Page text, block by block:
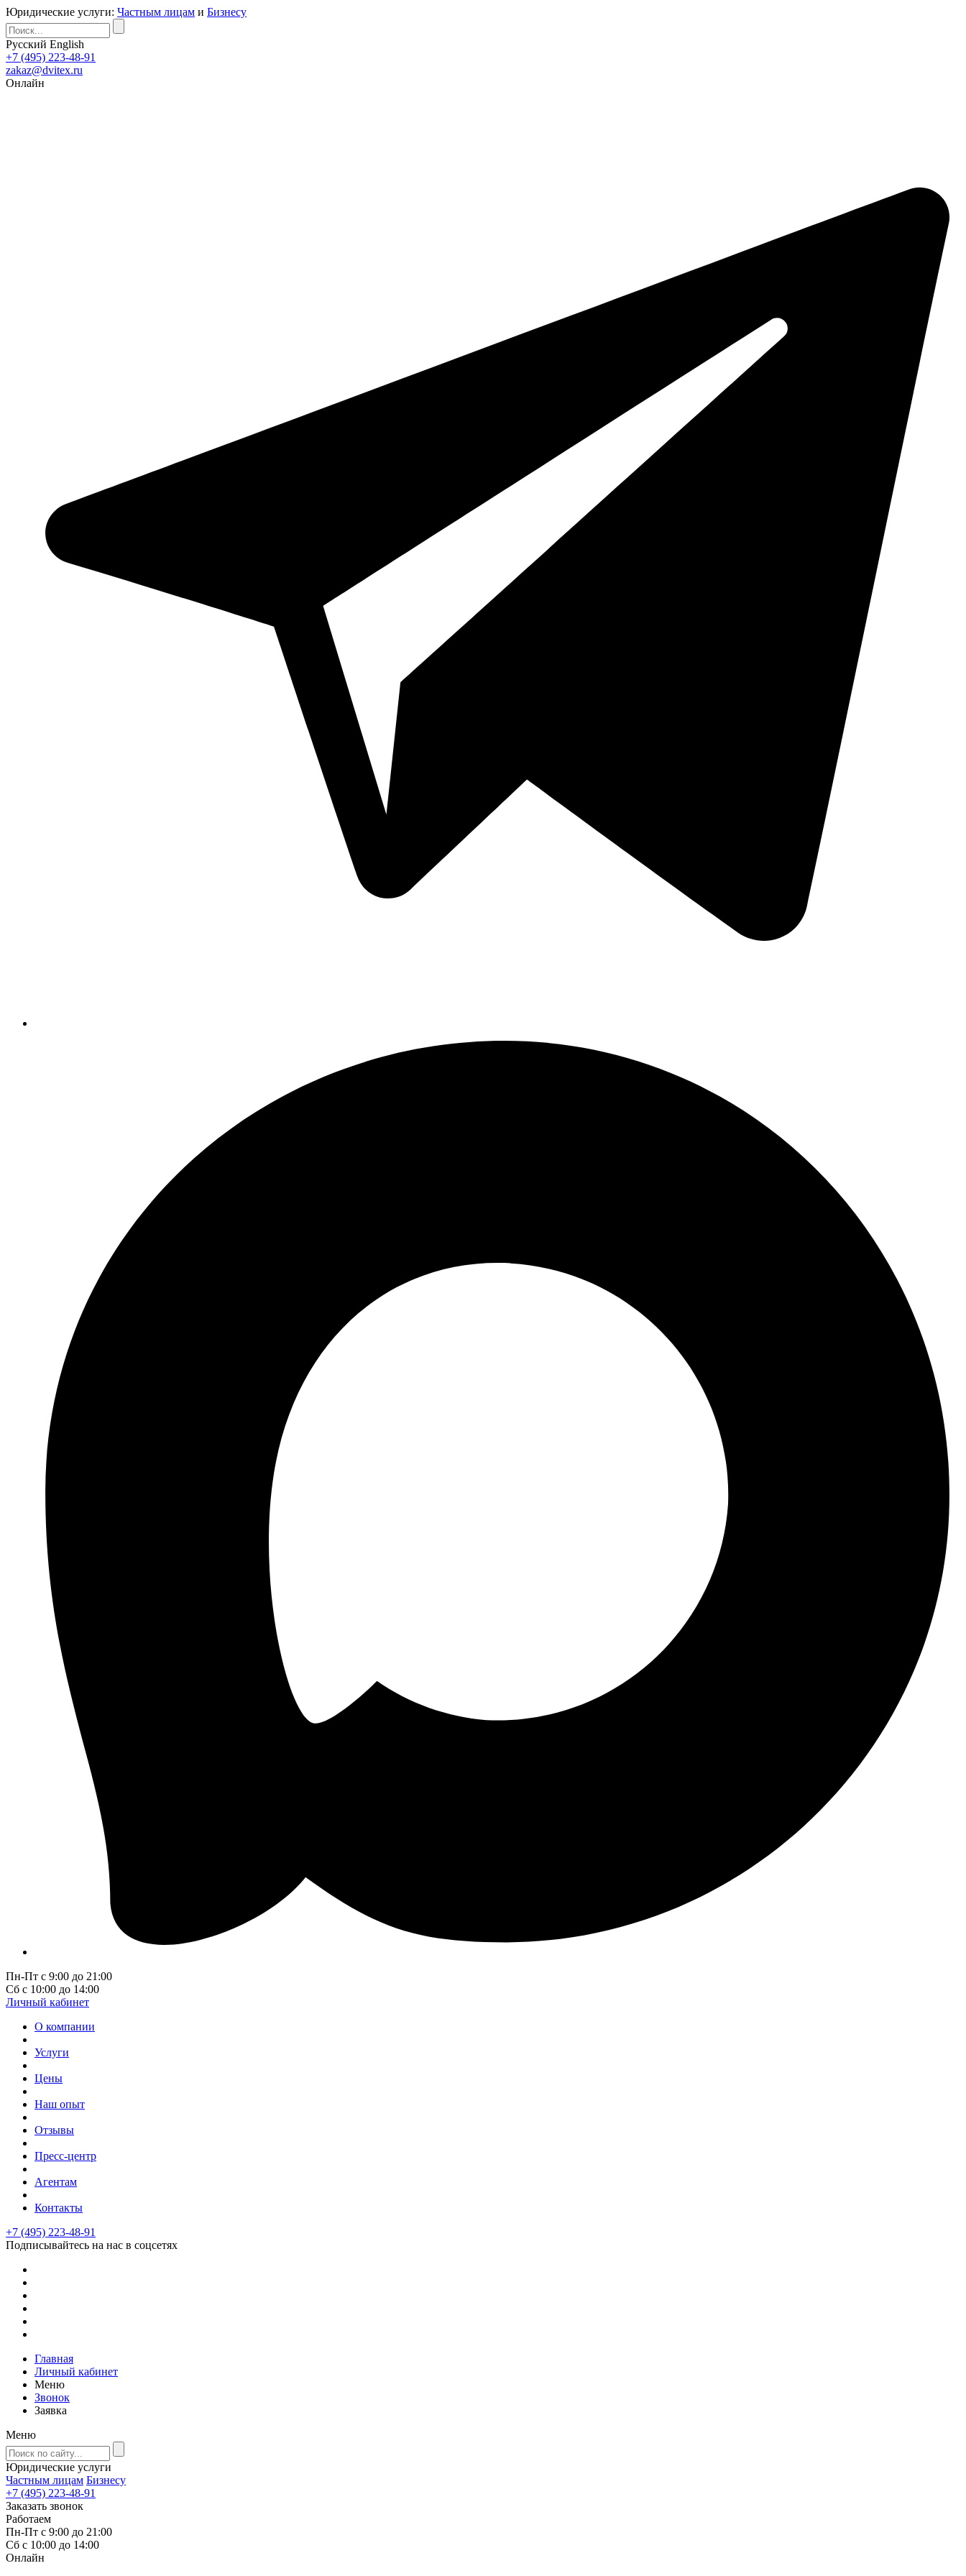
Юридические услуги: Частным лицам и Бизнесу
Русский English
+7 (495) 223-48-91
zakaz@dvitex.ru
Онлайн
Пн-Пт с 9:00 до 21:00
Сб с 10:00 до 14:00
Личный кабинет
О компании
Услуги
Цены
Наш опыт
Отзывы
Пресс-центр
Агентам
Контакты
+7 (495) 223-48-91
Подписывайтесь на нас в соцсетях
Главная
Личный кабинет
Меню
Звонок
Заявка
Меню
Юридические услуги
Частным лицам Бизнесу
+7 (495) 223-48-91
Заказать звонок
Работаем
Пн-Пт с 9:00 до 21:00
Сб с 10:00 до 14:00
Онлайн